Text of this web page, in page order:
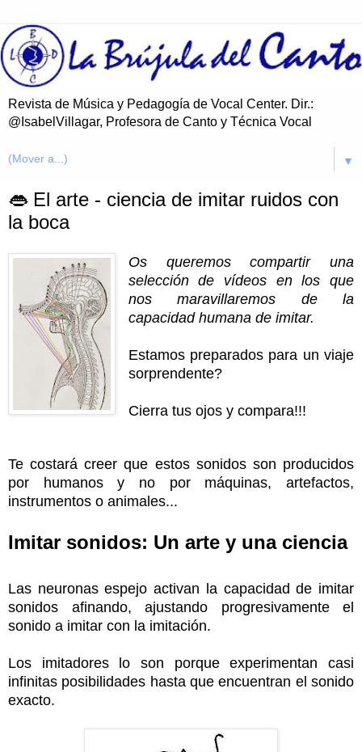
Revista de Música y Pedagogía de Vocal Center. Dir.:
@IsabelVillagar, Profesora de Canto y Técnica Vocal
▼
👄 El arte - ciencia de imitar ruidos con
la boca
Os queremos compartir una
selección de vídeos en los que
nos maravillaremos de la
capacidad humana de imitar.
Estamos preparados para un viaje
sorprendente?
Cierra tus ojos y compara!!!
Te costará creer que estos sonidos son producidos
por humanos y no por máquinas, artefactos,
instrumentos o animales...
Imitar sonidos: Un arte y una ciencia
Las neuronas espejo activan la capacidad de imitar
sonidos afinando, ajustando progresivamente el
sonido a imitar con la imitación.
Los imitadores lo son porque experimentan casi
infinitas posibilidades hasta que encuentran el sonido
exacto.